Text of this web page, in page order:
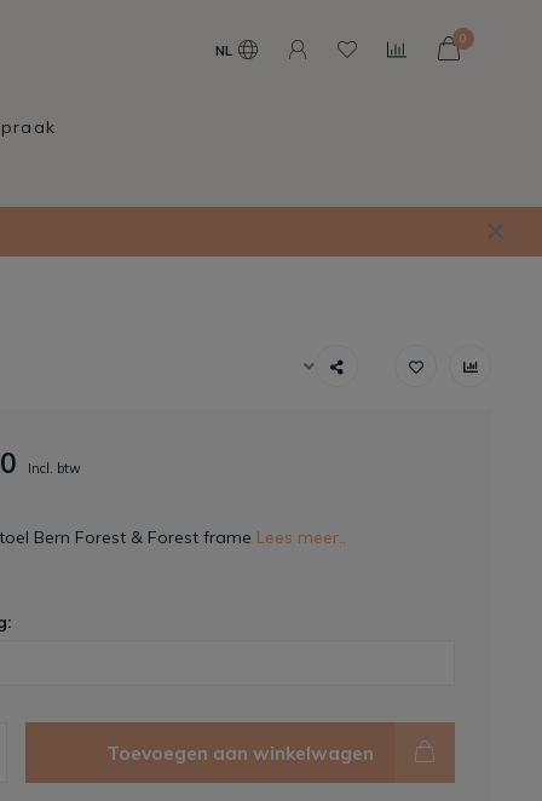
NL
0
Incl. btw
Bern Forest & Forest frame Lees meer..
Toevoegen aan winkelwagen